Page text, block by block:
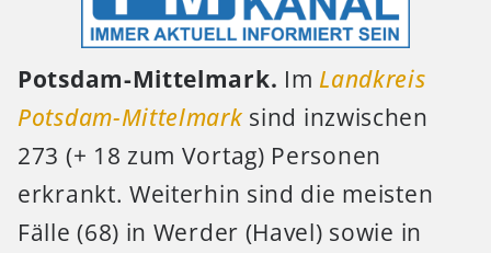
Potsdam-Mittelmark. Im Landkreis
Potsdam-Mittelmark sind inzwischen
273 (+ 18 zum Vortag) Personen
erkrankt. Weiterhin sind die meisten
Fälle (68) in Werder (Havel) sowie in